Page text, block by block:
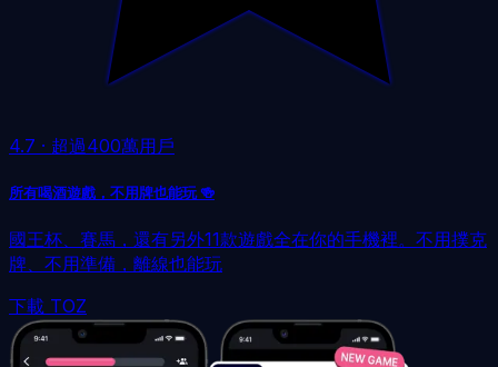
4.7 · 超過400萬用戶
所有喝酒遊戲，不用牌也能玩 🍻
國王杯、賽馬，還有另外11款遊戲全在你的手機裡。不用撲克
牌、不用準備，離線也能玩
下載 TOZ